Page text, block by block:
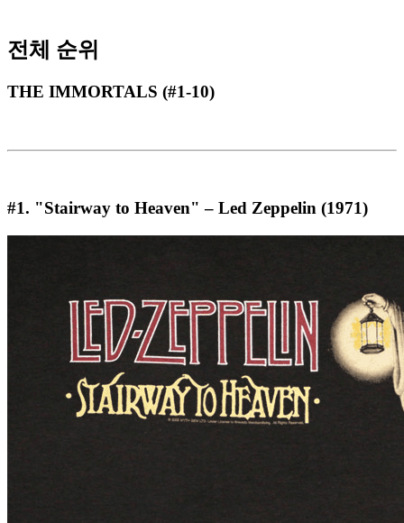
전체 순위
THE IMMORTALS (#1-10)
#1. "Stairway to Heaven" – Led Zeppelin (1971)